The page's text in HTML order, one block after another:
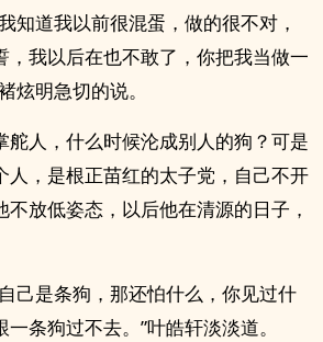
知道我以前很混蛋，做的很不对，
，我以后在也不敢了，你把我当做一
炫明急切的说。
舵人，什么时候沦成别人的狗？可是
人，是根正苗红的太子党，自己不开
放低姿态，以后他在清源的日子，
己是条狗，那还怕什么，你见过什
条狗过不去。”叶皓轩淡淡道。